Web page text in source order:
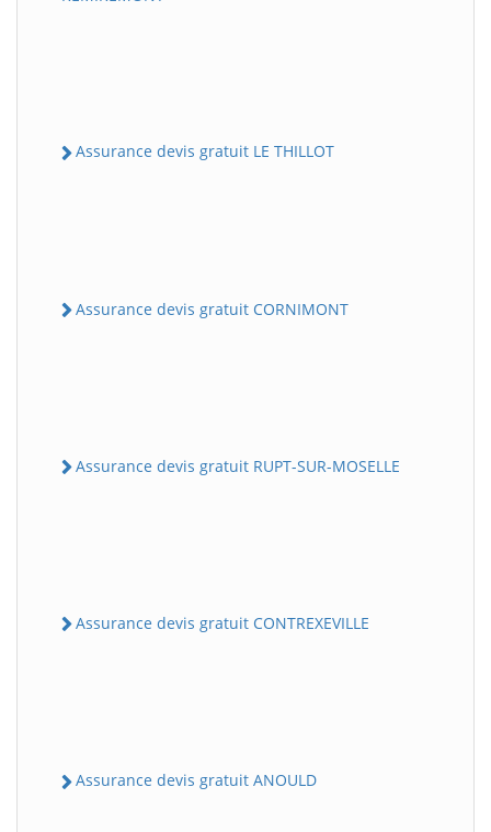
Assurance devis gratuit LE THILLOT
Assurance devis gratuit CORNIMONT
Assurance devis gratuit RUPT-SUR-MOSELLE
Assurance devis gratuit CONTREXEVILLE
Assurance devis gratuit ANOULD